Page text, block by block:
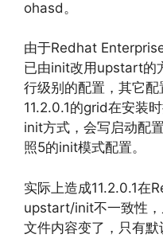
ohasd。
由于Redhat
已由init改用upstart的
行级别的配置，其它
11.2.0.1的grid在安装
init方式，会写启动配
照5的init模式配置。
实际上造成11.2.0.1在
upstart/init不一致性
文件内容变了，只有